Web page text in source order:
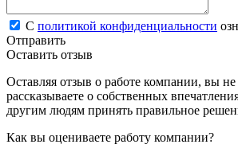
С политикой конфиденциальности
Отправить
Оставить отзыв
Оставляя отзыв о работе компании, вы не
рассказываете о собственных
другим людям принять правильное
Как вы оцениваете работу компании?